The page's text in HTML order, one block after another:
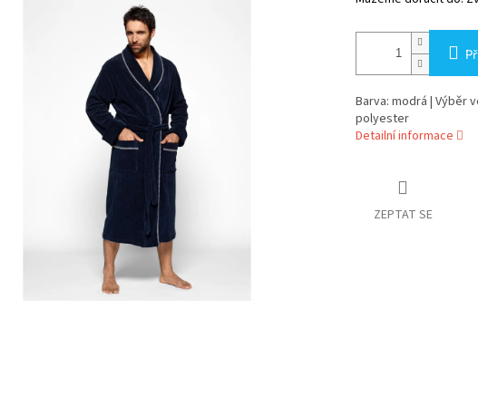
Barva: modrá | Výběr
polyester
Detailní informace
ZEPTAT SE